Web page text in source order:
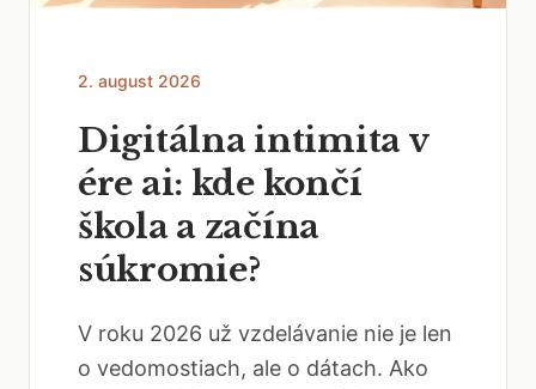
2. august 2026
Digitálna intimita v
ére ai: kde končí
škola a začína
súkromie?
V roku 2026 už vzdelávanie nie je len
o vedomostiach, ale o dátach. Ako